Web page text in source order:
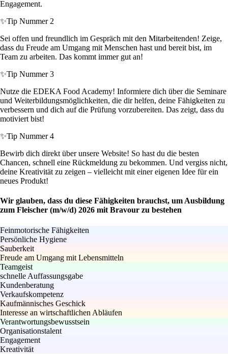
Engagement.
✨Tip Nummer 2
Sei offen und freundlich im Gespräch mit den Mitarbeitenden! Zeige,
dass du Freude am Umgang mit Menschen hast und bereit bist, im
Team zu arbeiten. Das kommt immer gut an!
✨Tip Nummer 3
Nutze die EDEKA Food Academy! Informiere dich über die Seminare
und Weiterbildungsmöglichkeiten, die dir helfen, deine Fähigkeiten zu
verbessern und dich auf die Prüfung vorzubereiten. Das zeigt, dass du
motiviert bist!
✨Tip Nummer 4
Bewirb dich direkt über unsere Website! So hast du die besten
Chancen, schnell eine Rückmeldung zu bekommen. Und vergiss nicht,
deine Kreativität zu zeigen – vielleicht mit einer eigenen Idee für ein
neues Produkt!
Wir glauben, dass du diese Fähigkeiten brauchst, um Ausbildung
zum Fleischer (m/w/d) 2026 mit Bravour zu bestehen
Feinmotorische Fähigkeiten
Persönliche Hygiene
Sauberkeit
Freude am Umgang mit Lebensmitteln
Teamgeist
schnelle Auffassungsgabe
Kundenberatung
Verkaufskompetenz
Kaufmännisches Geschick
Interesse an wirtschaftlichen Abläufen
Verantwortungsbewusstsein
Organisationstalent
Engagement
Kreativität